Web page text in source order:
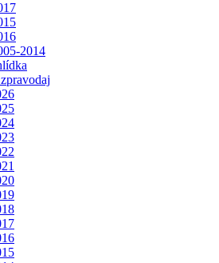
2014